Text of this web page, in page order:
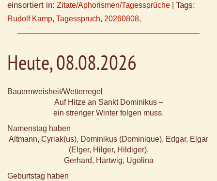
einsortiert in: Zitate/Aphorismen/Tagessprüche Tags:
Rudolf Kamp, Tagesspruch, 20260808,
Heute, 08.08.2026
Bauernweisheit/Wetterregel
Auf Hitze an Sankt Dominikus –
ein strenger Winter folgen muss.
Namenstag haben
Altmann, Cyriak(us), Dominikus (Dominique), Edgar, Elgar
(Elger, Hilger, Hildiger),
Gerhard, Hartwig, Ugolina
Geburtstag haben